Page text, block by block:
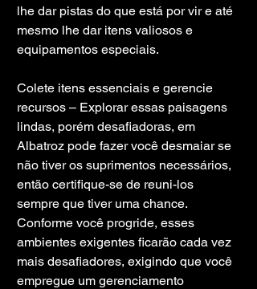
lhe dar pistas do que está por vir e até
mesmo lhe dar itens valiosos e
equipamentos especiais.
Colete itens essenciais e gerencie
recursos – Explorar essas paisagens
lindas, porém desafiadoras, em
Albatroz pode fazer você desmaiar se
não tiver os suprimentos necessários,
então certifique-se de reuni-los
sempre que tiver uma chance.
Conforme você progride, esses
ambientes exigentes ficarão cada vez
mais desafiadores, exigindo que você
empregue um gerenciamento